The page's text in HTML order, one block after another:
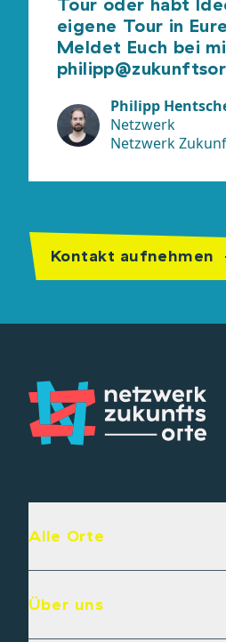
eigene Tour in
Meldet Euch bei
Philipp
Netzwerk
Netzwerk
Kontakt aufnehmen
Alle Orte
Über uns